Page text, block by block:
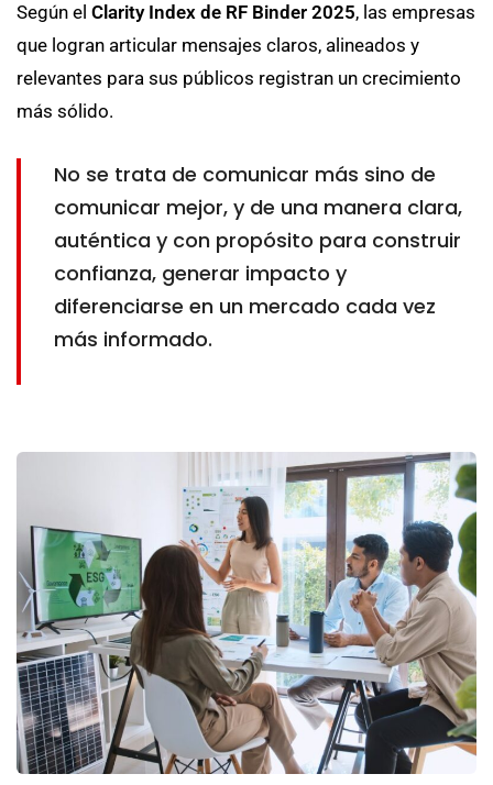
Según el Clarity Index de RF Binder 2025, las empresas
que logran articular mensajes claros, alineados y
relevantes para sus públicos registran un crecimiento
más sólido.
No se trata de comunicar más sino de
comunicar mejor, y de una manera clara,
auténtica y con propósito para construir
confianza, generar impacto y
diferenciarse en un mercado cada vez
más informado.